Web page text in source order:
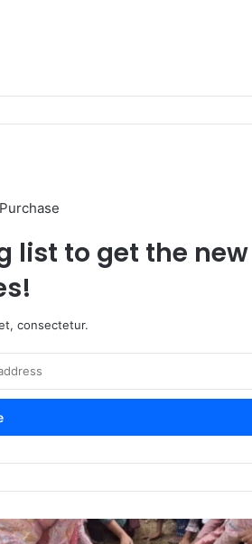
list to get the new
consectetur.